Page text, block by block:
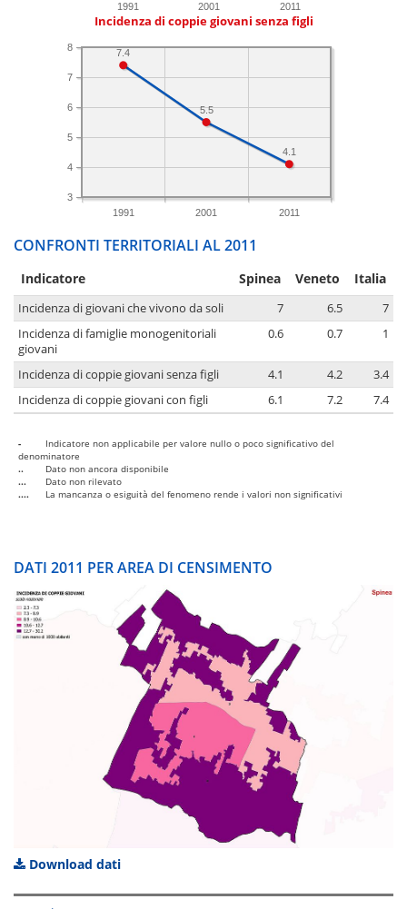
1991 2001 2011
Incidenza di coppie giovani senza figli
1991 2001 2011
3
4
5
6
7
8
4.1
5.5
7.4
CONFRONTI TERRITORIALI AL 2011
Indicatore Spinea Veneto Italia
Incidenza di giovani che vivono da soli 7 6.5
7
Incidenza di famiglie monogenitoriali
giovani
0.6 0.7 1
Incidenza di coppie giovani senza figli 4.1 4.2
3.4
Incidenza di coppie giovani con figli
6.1 7.2 7.4
-
Indicatore non applicabile per valore nullo o poco significativo del
denominatore
..
Dato non ancora disponibile
...
Dato non rilevato
....
La mancanza o esiguità del fenomeno rende i valori non significativi
DATI 2011 PER AREA DI CENSIMENTO
Download dati